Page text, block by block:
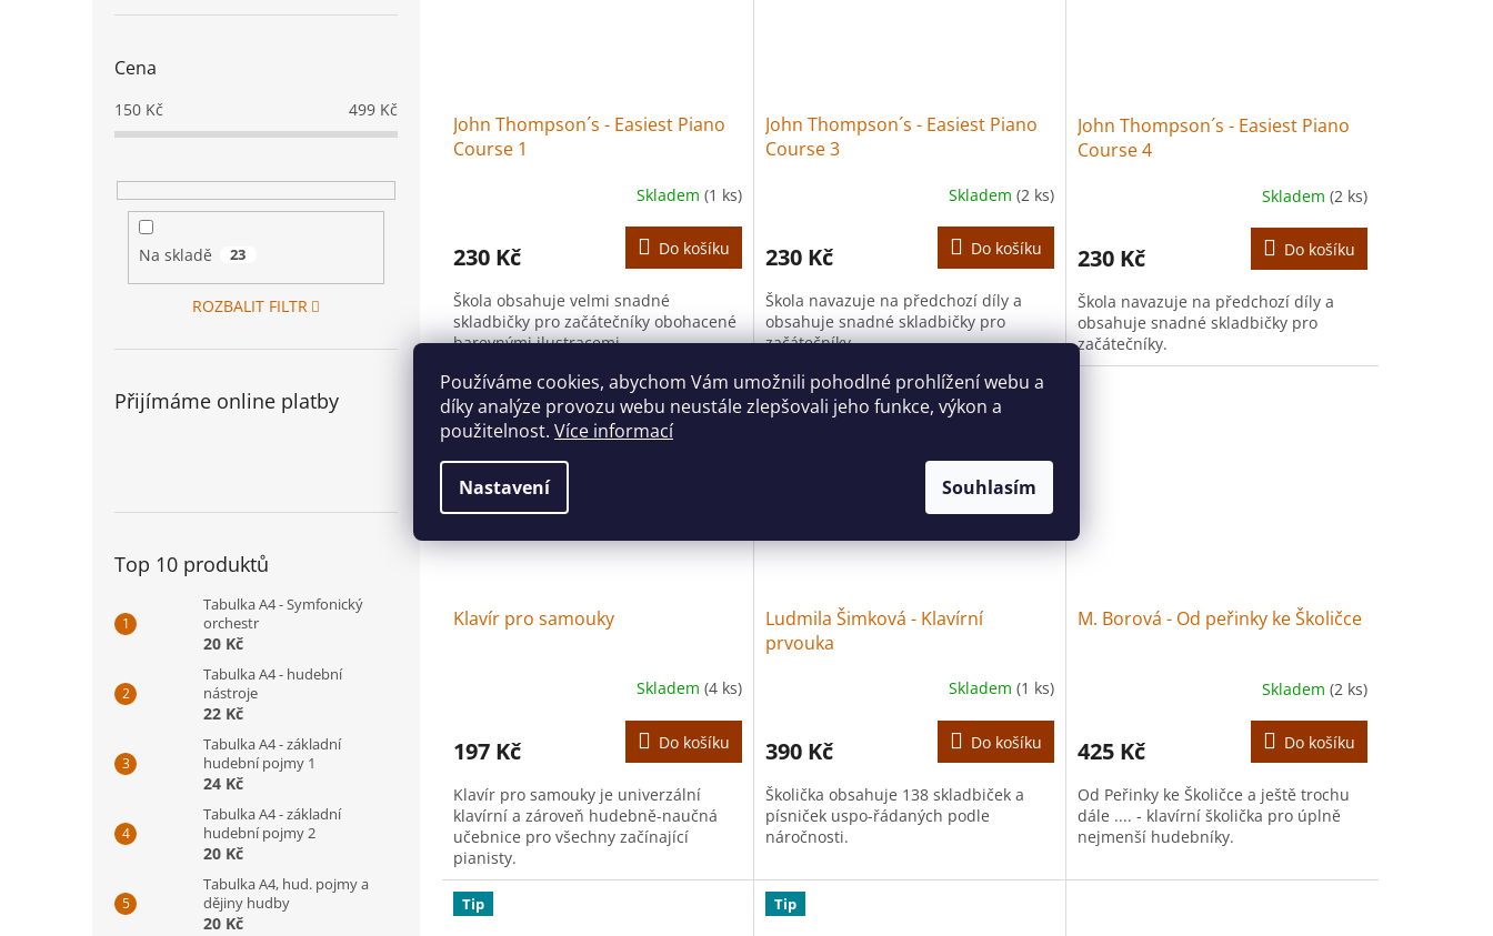
Používáme cookies, abychom Vám umožnili pohodlné prohlížení webu a
díky analýze provozu webu neustále zlepšovali jeho funkce, výkon a
použitelnost. Více informací
Nastavení Souhlasím
Cena
150 Kč 499 Kč
Na skladě 23
ROZBALIT FILTR
Přijímáme online platby
Top 10 produktů
Tabulka A4 - Symfonický
orchestr
20 Kč
Tabulka A4 - hudební
nástroje
22 Kč
Tabulka A4 - základní
hudební pojmy 1
24 Kč
Tabulka A4 - základní
hudební pojmy 2
20 Kč
Tabulka A4, hud. pojmy a
dějiny hudby
20 Kč
John Thompson´s - Easiest Piano
Course 1
Skladem (1 ks)
230 Kč Do košíku
Škola obsahuje velmi snadné
skladbičky pro začátečníky obohacené
barevnými ilustracemi.
John Thompson´s - Easiest Piano
Course 3
Skladem (2 ks)
230 Kč Do košíku
Škola navazuje na předchozí díly a
obsahuje snadné skladbičky pro
začátečníky.
John Thompson´s - Easiest Piano
Course 4
Skladem (2 ks)
230 Kč Do košíku
Škola navazuje na předchozí díly a
obsahuje snadné skladbičky pro
začátečníky.
Klavír pro samouky
Skladem (4 ks)
197 Kč Do košíku
Klavír pro samouky je univerzální
klavírní a zároveň hudebně-naučná
učebnice pro všechny začínající
pianisty.
Tip
Ludmila Šimková - Klavírní
prvouka
Skladem (1 ks)
390 Kč Do košíku
Školička obsahuje 138 skladbiček a
písniček uspo-řádaných podle
náročnosti.
M. Borová - Od peřinky ke Školičce
Skladem (2 ks)
425 Kč Do košíku
Od Peřinky ke Školičce a ještě trochu
dále .... - klavírní školička pro úplně
nejmenší hudebníky.
Tip Tip